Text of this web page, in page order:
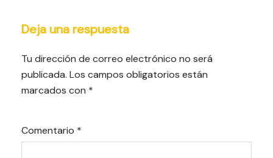
Deja una respuesta
Tu dirección de correo electrónico no será
publicada. Los campos obligatorios están
marcados con *
Comentario *